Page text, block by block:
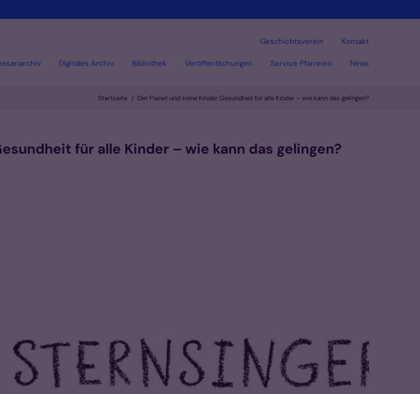
Digitales Archiv Bibliothek Veröffentlichungen Service Pfarreien News
Geschichtsverein Kontakt
Startseite Der Planet und seine Kinder Gesundheit für alle Kinder – wie kann das gelingen?
für alle Kinder – wie kann das gelingen?